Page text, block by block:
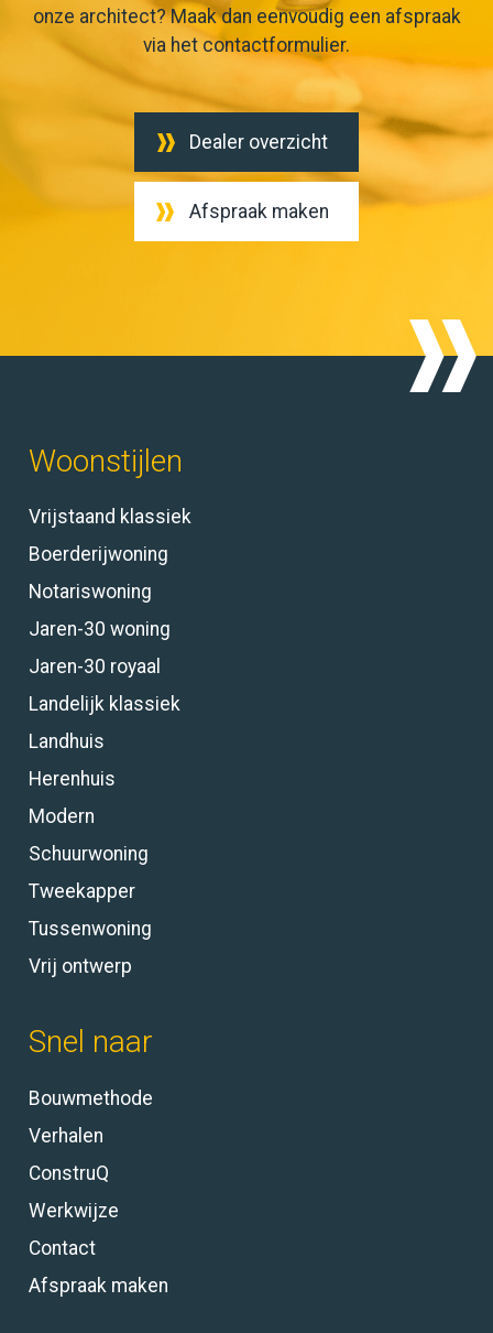
onze architect? Maak dan eenvoudig een afspraak
via het contactformulier.
Dealer overzicht
Afspraak maken
Woonstijlen
Vrijstaand klassiek
Boerderijwoning
Notariswoning
Jaren-30 woning
Jaren-30 royaal
Landelijk klassiek
Landhuis
Herenhuis
Modern
Schuurwoning
Tweekapper
Tussenwoning
Vrij ontwerp
Snel naar
Bouwmethode
Verhalen
ConstruQ
Werkwijze
Contact
Afspraak maken